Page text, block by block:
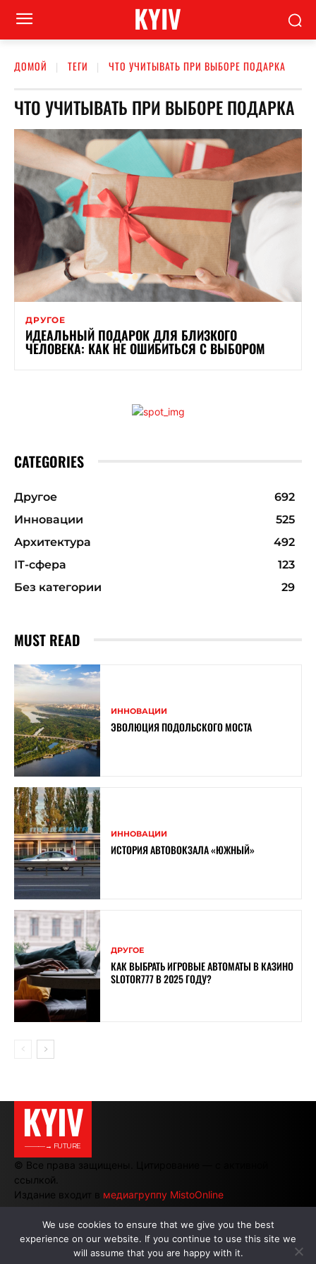
KYIV
ДОМОЙ ТЕГИ ЧТО УЧИТЫВАТЬ ПРИ ВЫБОРЕ ПОДАРКА
ЧТО УЧИТЫВАТЬ ПРИ ВЫБОРЕ ПОДАРКА
ДРУГОЕ
ИДЕАЛЬНЫЙ ПОДАРОК ДЛЯ БЛИЗКОГО
ЧЕЛОВЕКА: КАК НЕ ОШИБИТЬСЯ С ВЫБОРОМ
CATEGORIES
Другое
692
Инновации
525
Архитектура
492
ІТ-сфера
123
Без категории
29
MUST READ
ИННОВАЦИИ
ЭВОЛЮЦИЯ ПОДОЛЬСКОГО МОСТА
ИННОВАЦИИ
ИСТОРИЯ АВТОВОКЗАЛА «ЮЖНЫЙ»
ДРУГОЕ
КАК ВЫБРАТЬ ИГРОВЫЕ АВТОМАТЫ В КАЗИНО
SLOTOR777 В 2025 ГОДУ?
KYIV
———→ FUTURE
© Все права защищены. Цитирование — с активной
ссылкой.
Издание входит в медиагруппу MistoOnline
АВТОРЫ | РЕКЛАМА НА САЙТЕ
We use cookies to ensure that we give you the best
experience on our website. If you continue to use this site we
will assume that you are happy with it.